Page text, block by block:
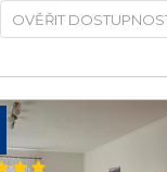
OVĚŘIT